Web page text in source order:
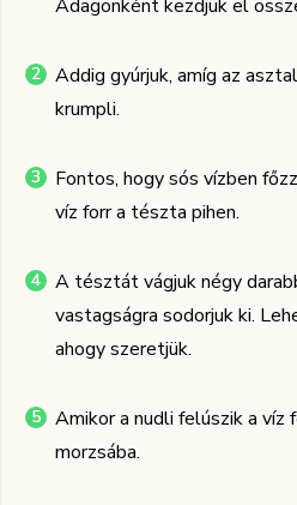
Adagonként kezdjük el
Addig gyúrjuk, amíg az
krumpli.
Fontos, hogy sós vízben
víz forr a tészta pihen.
A tésztát vágjuk négy
vastagságra sodorjuk ki.
ahogy szeretjük.
Amikor a nudli felúszik a víz
morzsába.